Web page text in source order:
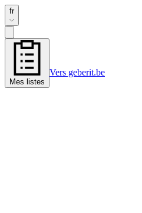
fr
Mes listes
Vers geberit.be